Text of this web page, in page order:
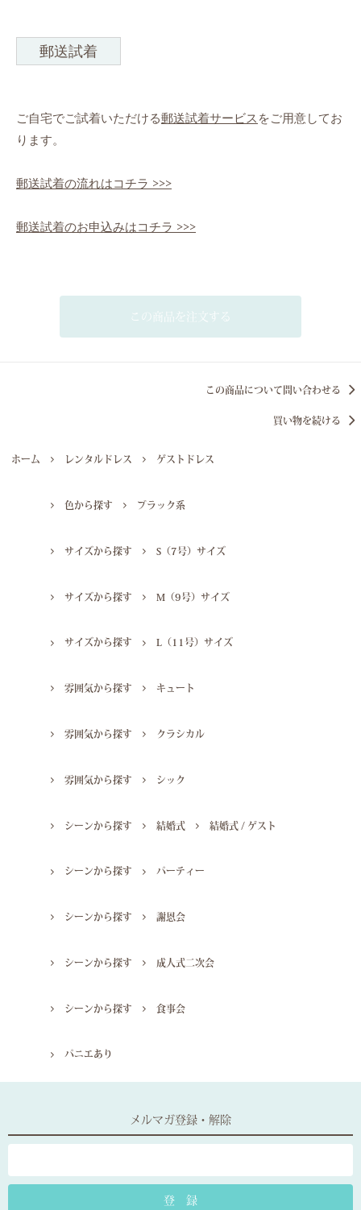
郵送試着
ご自宅でご試着いただける郵送試着サービス をご用意してお
ります。
郵送試着の流れはコチラ >>>
郵送試着のお申込みはコチラ >>>
この商品を注文する
この商品について問い合わせる
買い物を続ける
ホーム レンタルドレス ゲストドレス
色から探す ブラック系
サイズから探す S（7号）サイズ
サイズから探す M（9号）サイズ
サイズから探す L（11号）サイズ
雰囲気から探す キュート
雰囲気から探す クラシカル
雰囲気から探す シック
シーンから探す 結婚式 結婚式 / ゲスト
シーンから探す パーティー
シーンから探す 謝恩会
シーンから探す 成人式二次会
シーンから探す 食事会
パニエあり
メルマガ登録・解除